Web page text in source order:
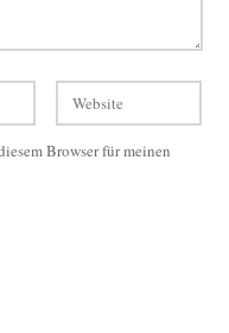
Browser für meinen